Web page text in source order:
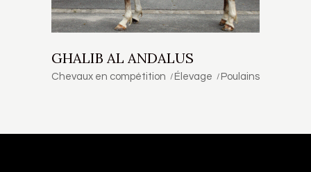
GHALIB AL ANDALUS
Chevaux en compétition Élevage Poulains